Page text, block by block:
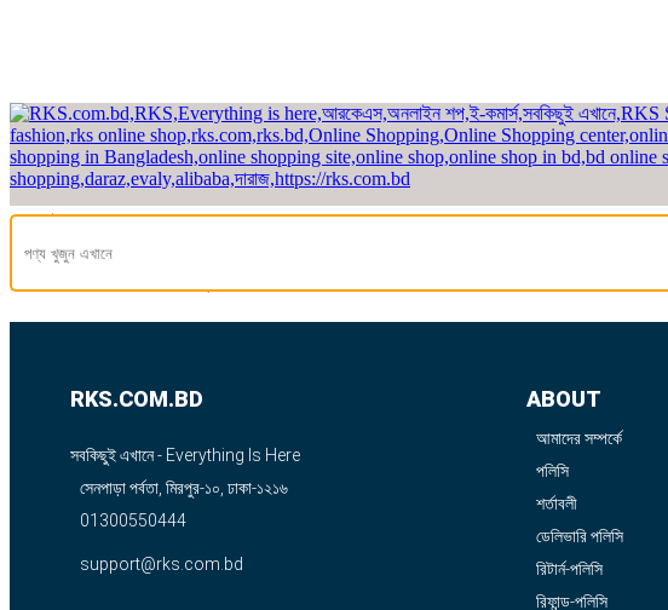
হেডলাইন
649
RKS.COM.BD
সবকিছুই এখানে - Everything Is Here
সেনপাড়া পর্বতা, মিরপুর-১০, ঢাকা-১২১৬
01300550444
support@rks.com.bd
ABOUT
আমাদের সম্পর্কে
পলিসি
শর্তাবলী
ডেলিভারি পলিসি
রিটার্ন-পলিসি
রিফান্ড-পলিসি